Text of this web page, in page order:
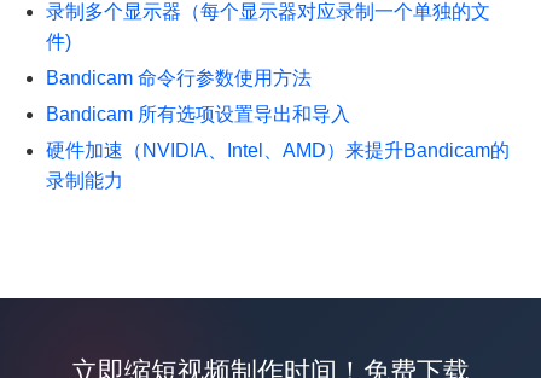
录制多个显示器（每个显示器对应录制一个单独的文
件)
Bandicam 命令行参数使用方法
Bandicam 所有选项设置导出和导入
硬件加速（NVIDIA、Intel、AMD）来提升Bandicam的
录制能力
立即缩短视频制作时间！免费下载